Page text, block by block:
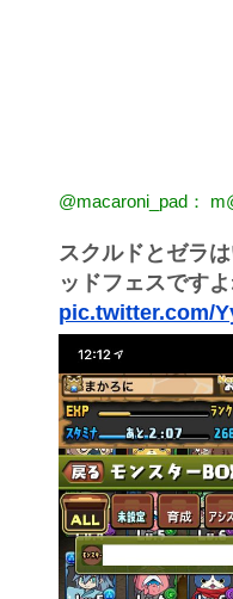
@macaroni_pad：
スクルドとゼラ
ッドフェスですよ
pic.twitter.com/